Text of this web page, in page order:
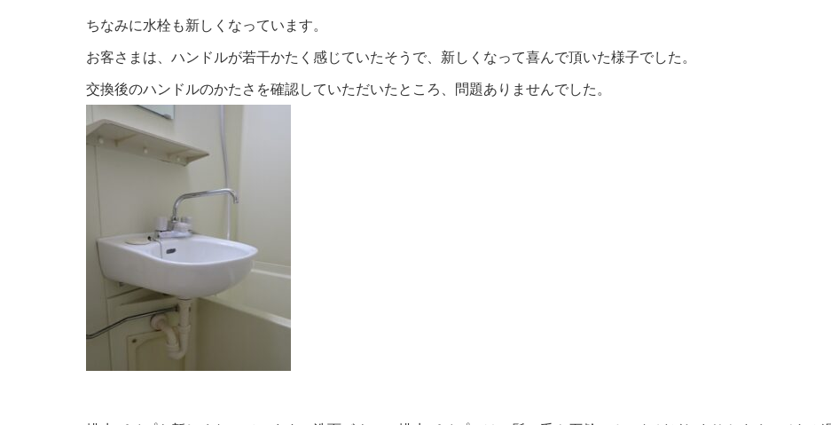
ちなみに水栓も新しくなっています。
お客さまは、ハンドルが若干かたく感じていたそうで、新しくなって喜んで頂いた様子でした。
交換後のハンドルのかたさを確認していただいたところ、問題ありませんでした。